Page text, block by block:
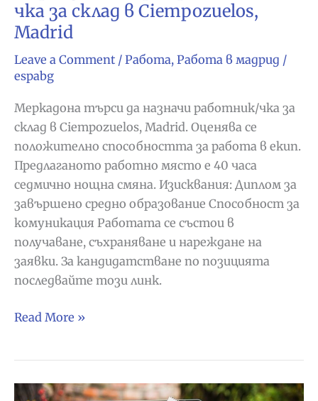
чка за склад в Ciempozuelos,
Madrid
Leave a Comment / Работа, Работа в мадрид /
espabg
Меркадона търси да назначи работник/чка за
склад в Ciempozuelos, Madrid. Оценява се
положително способността за работа в екип.
Предлаганото работно място е 40 часа
седмично нощна смяна. Изисквания: Диплом за
завършено средно образование Способност за
комуникация Работата се състои в
получаване, съхраняване и нареждане на
заявки. За кандидатстване по позицията
последвайте този линк.
Меркадона
за
Read More »